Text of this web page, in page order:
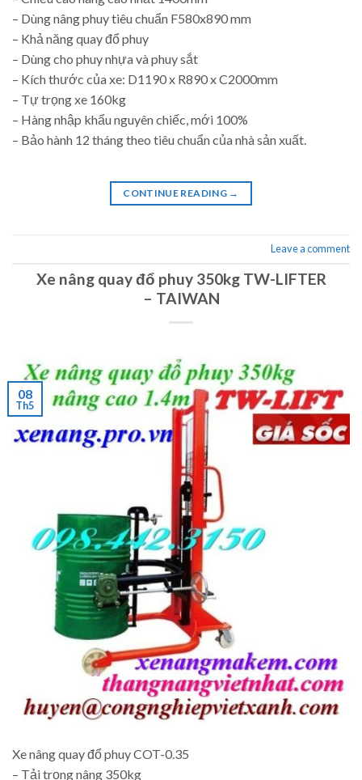
– Dùng nâng phuy tiêu chuẩn F580x890 mm
– Khả năng quay đổ phuy
– Dùng cho phuy nhựa và phuy sắt
– Kích thước của xe: D1190 x R890 x C2000mm
– Tự trọng xe 160kg
– Hàng nhập khẩu nguyên chiếc, mới 100%
– Bảo hành 12 tháng theo tiêu chuẩn của nhà sản xuất.
CONTINUE READING →
Leave a comment
Xe nâng quay đổ phuy 350kg TW-LIFTER
– TAIWAN
08
Th5
Xe nâng quay đổ phuy COT-0.35
– Tải trọng nâng 350kg